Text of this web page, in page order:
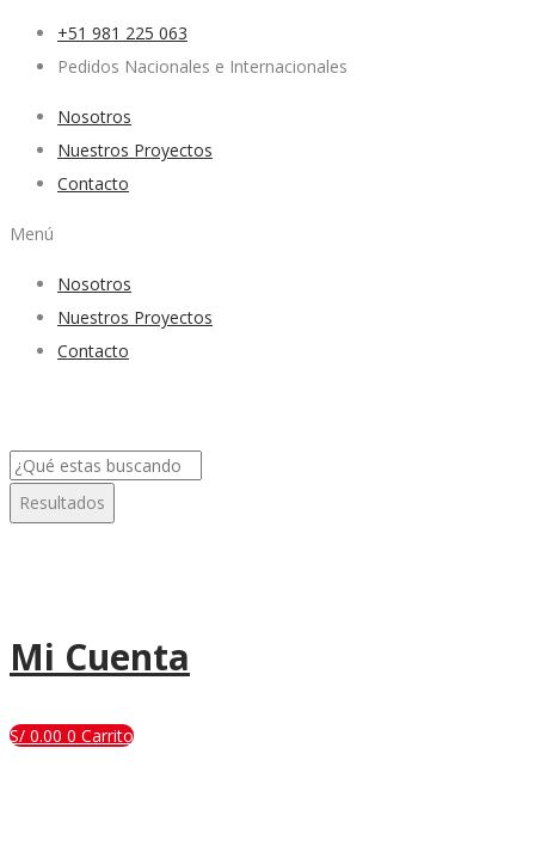
+51 981 225 063
Pedidos Nacionales e Internacionales
Nosotros
Nuestros Proyectos
Contacto
Menú
Nosotros
Nuestros Proyectos
Contacto
Search
Resultados
Mi Cuenta
S/ 0.00 0 Carrito